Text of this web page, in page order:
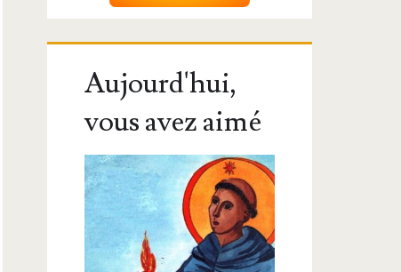
Aujourd'hui,
vous avez aimé